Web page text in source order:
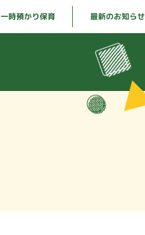
一時預かり保育 最新のお知らせ